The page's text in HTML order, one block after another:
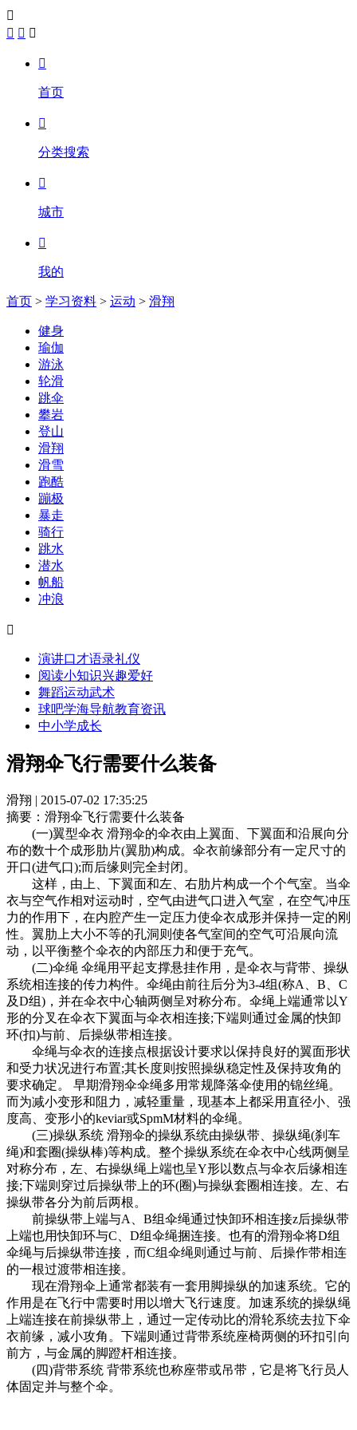

  

首页

分类搜索

城市

我的
首页 > 学习资料 > 运动 > 滑翔
健身
瑜伽
游泳
轮滑
跳伞
攀岩
登山
滑翔
滑雪
跑酷
蹦极
暴走
骑行
跳水
潜水
帆船
冲浪

演讲口才语录礼仪
阅读小知识兴趣爱好
舞蹈运动武术
球吧学海导航教育资讯
中小学成长
滑翔伞飞行需要什么装备
滑翔 | 2015-07-02 17:35:25
摘要： 滑翔伞飞行需要什么装备
(一)翼型伞衣 滑翔伞的伞衣由上翼面、下翼面和沿展向分
布的数十个成形肋片(翼肋)构成。伞衣前缘部分有一定尺寸的
开口(进气口);而后缘则完全封闭。
这样，由上、下翼面和左、右肋片构成一个个气室。当伞
衣与空气作相对运动时，空气由进气口进入气室，在空气冲压
力的作用下，在内腔产生一定压力使伞衣成形并保持一定的刚
性。翼肋上大小不等的孔洞则使各气室间的空气可沿展向流
动，以平衡整个伞衣的内部压力和便于充气。
(二)伞绳 伞绳用平起支撑悬挂作用，是伞衣与背带、操纵
系统相连接的传力构件。伞绳由前往后分为3-4组(称A、B、C
及D组)，并在伞衣中心轴两侧呈对称分布。伞绳上端通常以Y
形的分叉在伞衣下翼面与伞衣相连接;下端则通过金属的快卸
环(扣)与前、后操纵带相连接。
伞绳与伞衣的连接点根据设计要求以保持良好的翼面形状
和受力状况进行布置;其长度则按照操纵稳定性及保持攻角的
要求确定。 早期滑翔伞伞绳多用常规降落伞使用的锦丝绳。
而为减小变形和阻力，减轻重量，现基本上都采用直径小、强
度高、变形小的keviar或SpmM材料的伞绳。
(三)操纵系统 滑翔伞的操纵系统由操纵带、操纵绳(刹车
绳)和套圈(操纵棒)等构成。整个操纵系统在伞衣中心线两侧呈
对称分布，左、右操纵绳上端也呈Y形以数点与伞衣后缘相连
接;下端则穿过后操纵带上的环(圈)与操纵套圈相连接。左、右
操纵带各分为前后两根。
前操纵带上端与A、B组伞绳通过快卸环相连接z后操纵带
上端也用快卸环与C、D组伞绳捆连接。也有的滑翔伞将D组
伞绳与后操纵带连接，而C组伞绳则通过与前、后操作带相连
的一根过渡带相连接。
现在滑翔伞上通常都装有一套用脚操纵的加速系统。它的
作用是在飞行中需要时用以增大飞行速度。加速系统的操纵绳
上端连接在前操纵带上，通过一定传动比的滑轮系统去拉下伞
衣前缘，减小攻角。下端则通过背带系统座椅两侧的环扣引向
前方，与金属的脚蹬杆相连接。
(四)背带系统 背带系统也称座带或吊带，它是将飞行员人
体固定并与整个伞。